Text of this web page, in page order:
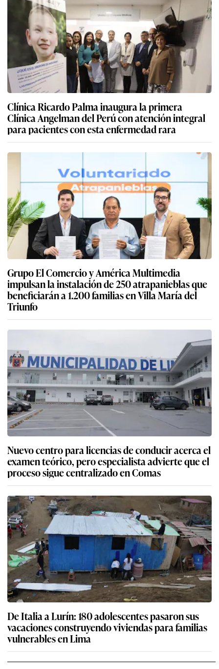
Clínica Ricardo Palma inaugura la primera
Clínica Angelman del Perú con atención integral
para pacientes con esta enfermedad rara
Grupo El Comercio y América Multimedia
impulsan la instalación de 250 atrapanieblas que
beneficiarán a 1.200 familias en Villa María del
Triunfo
Nuevo centro para licencias de conducir acerca el
examen teórico, pero especialista advierte que el
proceso sigue centralizado en Comas
De Italia a Lurín: 180 adolescentes pasaron sus
vacaciones construyendo viviendas para familias
vulnerables en Lima